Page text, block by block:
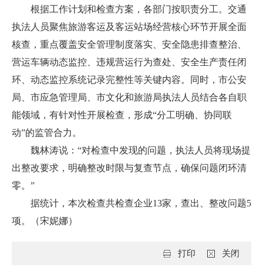
根据工作计划和检查方案，各部门按职责分工。交通
执法人员聚焦旅游客运及客运站场经营核心环节开展全面
核查，重点覆盖安全管理制度落实、安全隐患排查整治、
营运车辆动态监控、违规营运行为查处、安全生产责任闭
环、动态监控系统记录完整性等关键内容。同时，市公安
局、市应急管理局、市文化和旅游局执法人员结合各自职
能领域，有针对性开展检查，形成“分工明确、协同联
动”的监管合力。
魏林涛说：“对检查中发现的问题，执法人员将现场提
出整改要求，明确整改时限与复查节点，确保问题闭环清
零。”
据统计，本次检查共检查企业13家，查出、整改问题5
项。（宋妮娜）
关闭
打印